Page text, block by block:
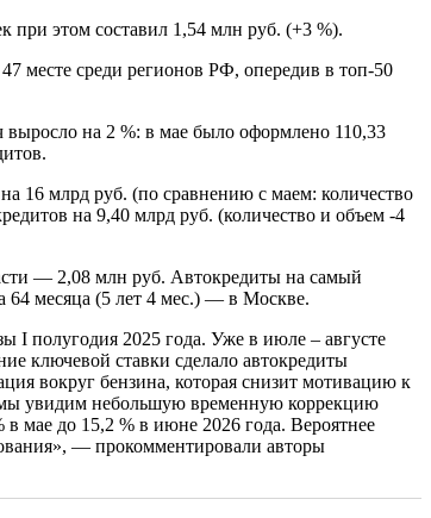
этом составил 1,54 млн руб. (+3 %).
месте среди регионов РФ, опередив в топ-50
на 2 %: в мае было оформлено 110,33
16 млрд руб. (по сравнению с маем: количество
на 9,40 млрд руб. (количество и объем -4
— 2,08 млн руб. Автокредиты на самый
месяца (5 лет 4 мес.) — в Москве.
I полугодия 2025 года. Уже в июле – августе
ключевой ставки сделало автокредиты
вокруг бензина, которая снизит мотивацию к
мы увидим небольшую временную коррекцию
мае до 15,2 % в июне 2026 года. Вероятнее
— прокомментировали авторы